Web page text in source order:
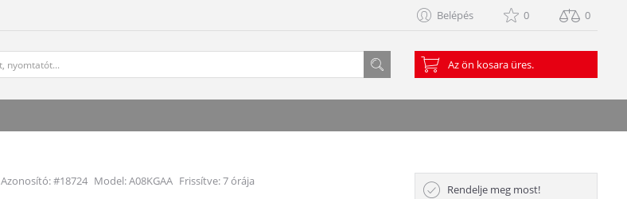
Belépés 0 0
Az ön kosara üres.
Azonosító: #18724 Model:A08KGAA Frissítve: 7 órája
Rendelje meg most!